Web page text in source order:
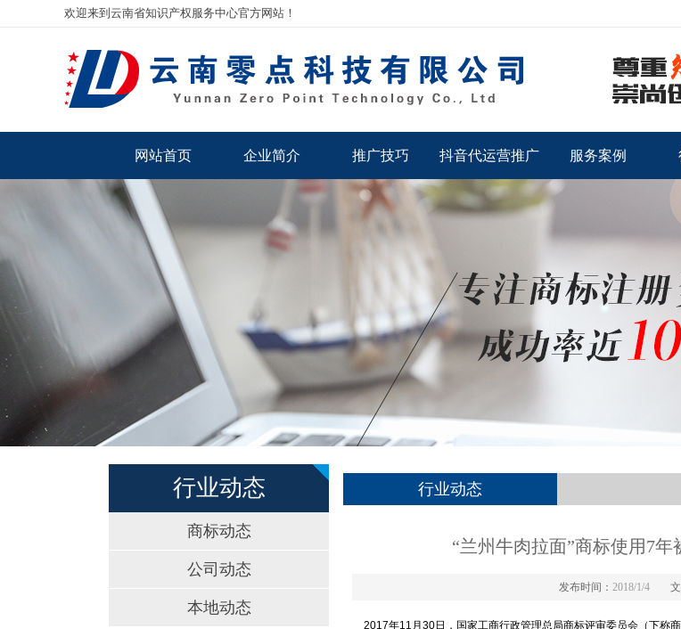
欢迎来到云南省知识产权服务中心官方网站！
网站首页 企业简介 推广技巧 抖音代运营推广 服务案例
行业动态
商标动态
公司动态
本地动态
行业动态
“兰州牛肉拉面”商标使用7
发布时间： 2018/1/4
2017年11月30日，国家工商行政管理总局商标评审委员会（下称